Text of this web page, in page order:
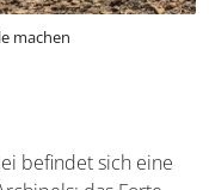
machen
befindet sich eine